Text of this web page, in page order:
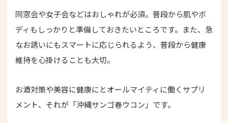
同窓会や女子会などはおしゃれが必須。普段から肌やボ
ディもしっかりと準備しておきたいところです。また、急
なお誘いにもスマートに応じられるよう、普段から健康
維持を心掛けることも大切。
お酒対策や美容に健康にとオールマイティに働くサプリ
メント、それが「沖縄サンゴ春ウコン」です。